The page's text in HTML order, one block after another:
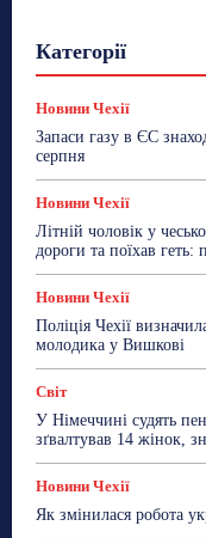
Категорії
Лайфстайл
Новини
Новини Чехії
Запаси газу в ЄС
серпня
Новини Чехії
Літній чоловік у
дороги та поїхав геть:
Новини Чехії
Поліція Чехії
молодика у Вишкові
Світ
У Німеччині судять
зґвалтував 14 жінок,
Новини Чехії
Як змінилася робота